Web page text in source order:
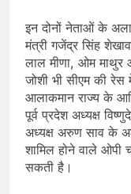
इन दोनों नेताओं के
मंत्री गजेंद्र सिंह
लाल मीणा, ओम माथुर
जोशी भी सीएम की रेस
आलाकमान राज्य के
पूर्व प्रदेश अध्यक्ष
अध्यक्ष अरुण साव के
शामिल होने वाले ओपी
सकती है।